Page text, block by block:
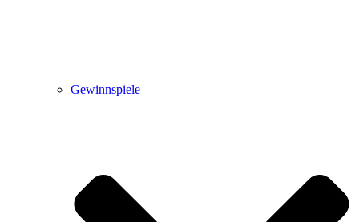
Gewinnspiele